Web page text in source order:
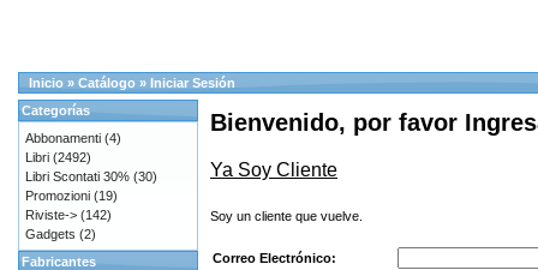
Inicio » Catálogo » Iniciar Sesión
Bienvenido, por favor
Ya Soy Cliente
Soy un cliente que vuelve.
Correo Electrónico:
Categorías
Abbonamenti (4)
Libri (2492)
Libri Scontati 30% (30)
Promozioni (19)
Riviste-> (142)
Gadgets (2)
Fabricantes